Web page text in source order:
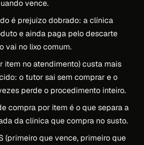
vence.
é prejuízo dobrado: a clínica
e ainda paga pelo descarte
vai no lixo comum.
item no atendimento) custa mais
o tutor sai sem comprar e o
perde o procedimento inteiro.
compra por item é o que separa a
da clínica que compra no susto.
(primeiro que vence, primeiro que